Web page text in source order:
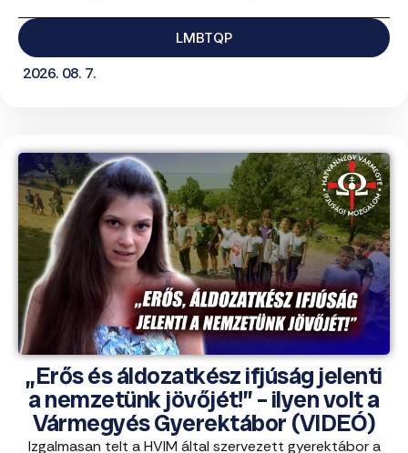
LMBTQP
2026. 08. 7.
„Erős és áldozatkész ifjúság jelenti
a nemzetünk jövőjét!” – ilyen volt a
Vármegyés Gyerektábor (VIDEÓ)
Izgalmasan telt a HVIM által szervezett gyerektábor a